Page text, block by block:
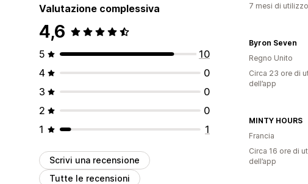
Valutazione complessiva
4,6
5
10
4
0
3
0
2
0
1
1
Scrivi una recensione
Tutte le recensioni
7 mesi di utilizzo
Byron Seven
Regno Unito
Circa 23 ore di
dell’app
MINTY HOURS
Francia
Circa 16 ore di
dell’app